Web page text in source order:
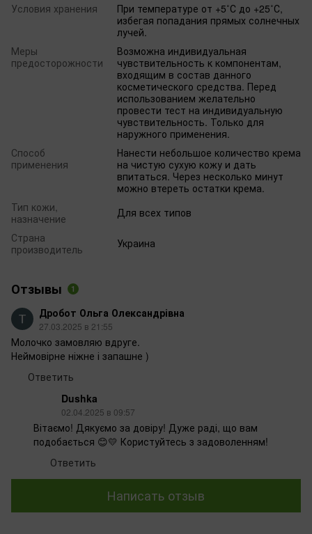
Условия хранения
При температуре от +5˚С до +25˚С,
избегая попадания прямых солнечных
лучей.
Меры
предосторожности
Возможна индивидуальная
чувствительность к компонентам,
входящим в состав данного
косметического средства. Перед
использованием желательно
провести тест на индивидуальную
чувствительность. Только для
наружного применения.
Способ
применения
Нанести небольшое количество крема
на чистую сухую кожу и дать
впитаться. Через несколько минут
можно втереть остатки крема.
Тип кожи,
назначение
Для всех типов
Страна
производитель
Украина
Отзывы 1
Дробот Ольга Олександрівна
27.03.2025 в 21:55
Молочко замовляю вдруге.
Неймовірне ніжне і запашне )
Ответить
Dushka
02.04.2025 в 09:57
Вітаємо! Дякуємо за довіру! Дуже раді, що вам
подобається 😊💛 Користуйтесь з задоволенням!
Ответить
Написать отзыв